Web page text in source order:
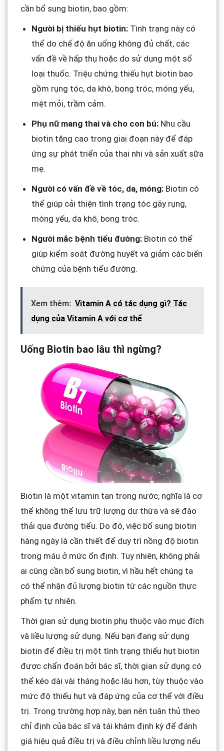
cần bổ sung biotin, bao gồm:
Người bị thiếu hụt biotin:Tình trạng này có
thể do chế độ ăn uống không đủ chất, các
vấn đề về hấp thụ hoặc do sử dụng một số
loại thuốc. Triệu chứng thiếu hụt biotin bao
gồm rụng tóc, da khô, bong tróc, móng yếu,
mệt mỏi, trầm cảm.
Phụ nữ mang thai và cho con bú:Nhu cầu
biotin tăng cao trong giai đoạn này để đáp
ứng sự phát triển của thai nhi và sản xuất sữa
mẹ.
Người có vấn đề về tóc, da, móng:Biotin có
thể giúp cải thiện tình trạng tóc gãy rụng,
móng yếu, da khô, bong tróc.
Người mắc bệnh tiểu đường:Biotin có thể
giúp kiểm soát đường huyết và giảm các biến
chứng của bệnh tiểu đường.
Xem thêm: Vitamin A có tác dụng gì? Tác
dụng của Vitamin A với cơ thể
Uống Biotin bao lâu thì ngừng?
Biotin là một vitamin tan trong nước, nghĩa là cơ
thể không thể lưu trữ lượng dư thừa và sẽ đào
thải qua đường tiểu. Do đó, việc bổ sung biotin
hàng ngày là cần thiết để duy trì nồng độ biotin
trong máu ở mức ổn định. Tuy nhiên, không phải
ai cũng cần bổ sung biotin, vì hầu hết chúng ta
có thể nhận đủ lượng biotin từ các nguồn thực
phẩm tự nhiên.
Thời gian sử dụng biotin phụ thuộc vào mục đích
và liều lượng sử dụng. Nếu bạn đang sử dụng
biotin để điều trị một tình trạng thiếu hụt biotin
được chẩn đoán bởi bác sĩ, thời gian sử dụng có
thể kéo dài vài tháng hoặc lâu hơn, tùy thuộc vào
mức độ thiếu hụt và đáp ứng của cơ thể với điều
trị. Trong trường hợp này, bạn nên tuân thủ theo
chỉ định của bác sĩ và tái khám định kỳ để đánh
giá hiệu quả điều trị và điều chỉnh liều lượng nếu